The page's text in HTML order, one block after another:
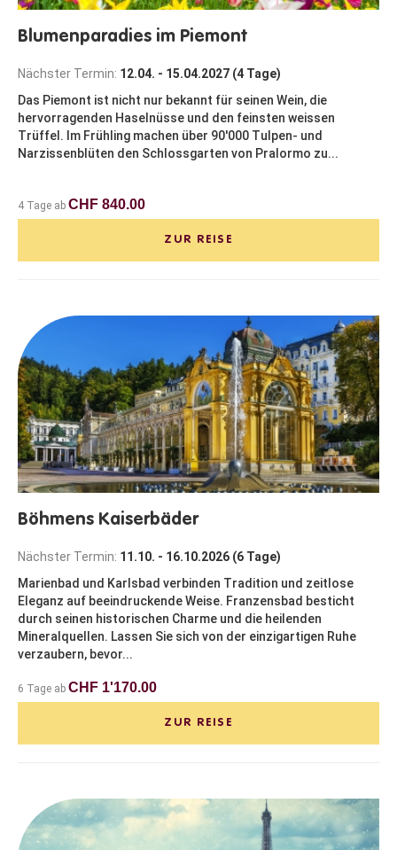
Blumenparadies im Piemont
Nächster Termin: 12.04. - 15.04.2027 (4 Tage)
Das Piemont ist nicht nur bekannt für seinen Wein, die
hervorragenden Haselnüsse und den feinsten weissen
Trüffel. Im Frühling machen über 90'000 Tulpen- und
Narzissenblüten den Schlossgarten von Pralormo zu...
4 Tage ab CHF 840.00
ZUR REISE
Böhmens Kaiserbäder
Nächster Termin: 11.10. - 16.10.2026 (6 Tage)
Marienbad und Karlsbad verbinden Tradition und zeitlose
Eleganz auf beeindruckende Weise. Franzensbad besticht
durch seinen historischen Charme und die heilenden
Mineralquellen. Lassen Sie sich von der einzigartigen Ruhe
verzaubern, bevor...
6 Tage ab CHF 1'170.00
ZUR REISE